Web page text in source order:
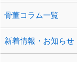
骨董コラム一覧
新着情報・お知らせ